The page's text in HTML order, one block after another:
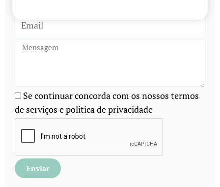
Se continuar concorda com os nossos termos
de serviços e politica de privacidade
Enviar